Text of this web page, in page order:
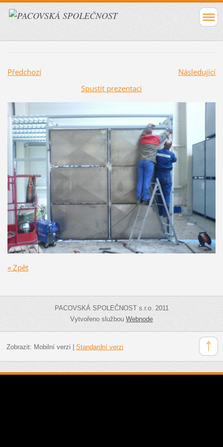
Předchozí
Následující
Spustit prezentaci
« Zpět
PACOVSKÁ SPOLEČNOST s.r.o. 2011
Vytvořeno službouWebnode
Zobrazit: Mobilní verzi Standardní verzi